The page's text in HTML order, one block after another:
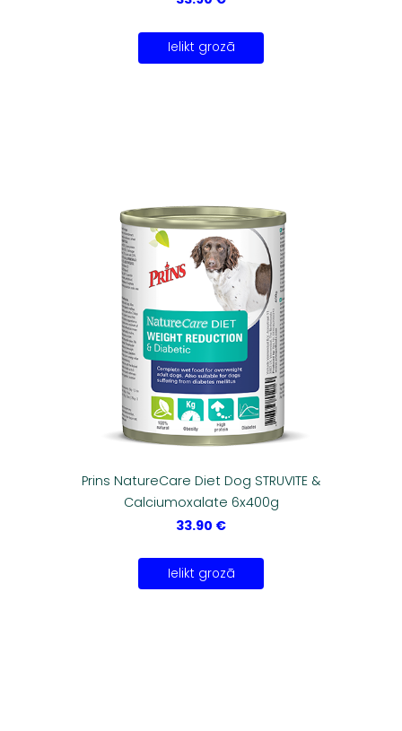
Ielikt grozā
Prins NatureCare Diet Dog STRUVITE &
Calciumoxalate 6x400g
33.90 €
Ielikt grozā